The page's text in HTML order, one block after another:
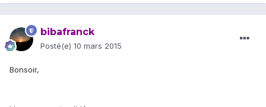
bibafranck
Posté(e) 10 mars 2015
Bonsoir,